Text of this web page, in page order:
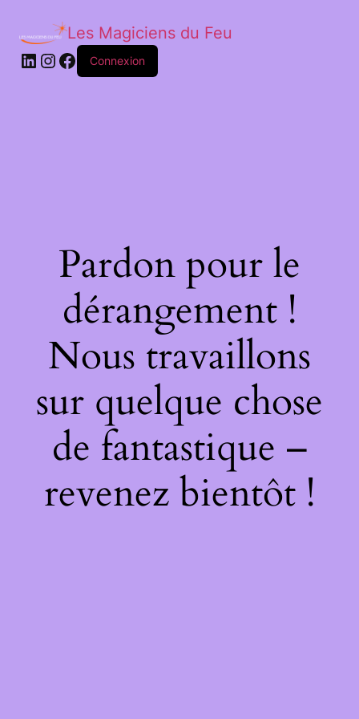
Les Magiciens du Feu
LinkedIn
Instagram
Facebook
Connexion
Pardon pour le
dérangement !
Nous travaillons
sur quelque chose
de fantastique –
revenez bientôt !